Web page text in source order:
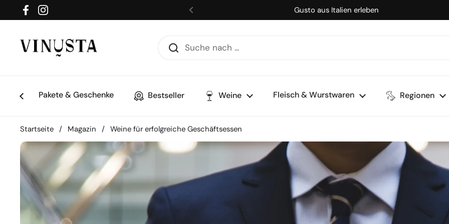
Zum Inhalt springen
FacebookInstagram Zurück
Gusto aus Italien erleben
Pakete & Geschenke Bestseller Weine Fleisch & Wurstwaren Regionen
Startseite / Magazin / Weine für erfolgreiche Geschäftsessen